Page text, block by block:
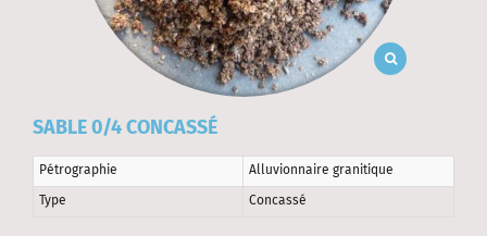
SABLE 0/4 CONCASSÉ
Pétrographie Alluvionnaire granitique
Type Concassé